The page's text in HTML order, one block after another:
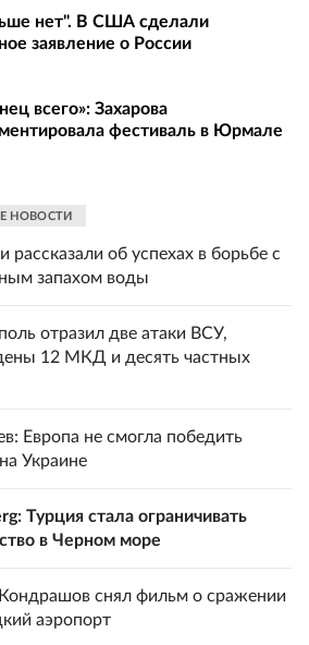
нет". В США сделали
заявление о России
всего»: Захарова
фестиваль в Юрмале
НОВОСТИ
рассказали об успехах в борьбе с
запахом воды
отразил две атаки ВСУ,
12 МКД и десять частных
Европа не смогла победить
Украине
Турция стала ограничивать
в Черном море
снял фильм о сражении
аэропорт